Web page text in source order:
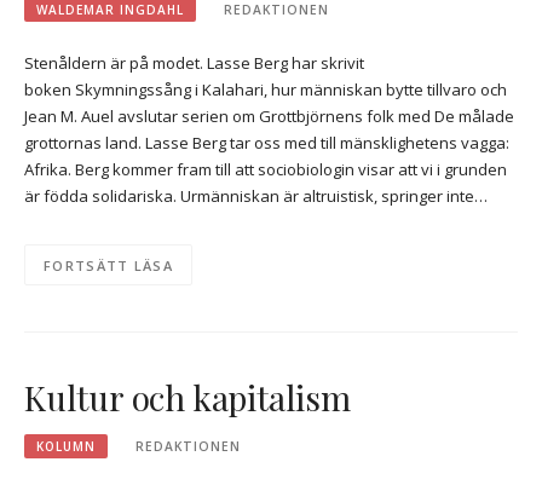
WALDEMAR INGDAHL REDAKTIONEN
Stenåldern är på modet. Lasse Berg har skrivit
boken Skymningssång i Kalahari, hur människan bytte tillvaro och
Jean M. Auel avslutar serien om Grottbjörnens folk med De målade
grottornas land. Lasse Berg tar oss med till mänsklighetens vagga:
Afrika. Berg kommer fram till att sociobiologin visar att vi i grunden
är födda solidariska. Urmänniskan är altruistisk, springer inte…
FORTSÄTT LÄSA
Kultur och kapitalism
KOLUMN REDAKTIONEN